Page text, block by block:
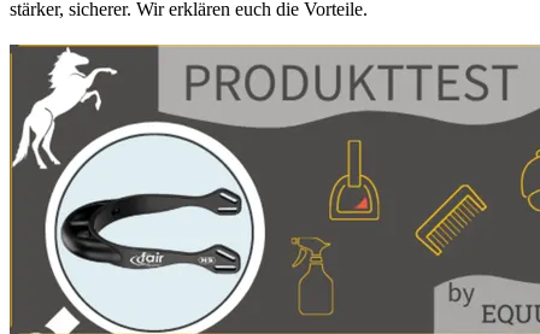
stärker, sicherer. Wir erklären euch die Vorteile.